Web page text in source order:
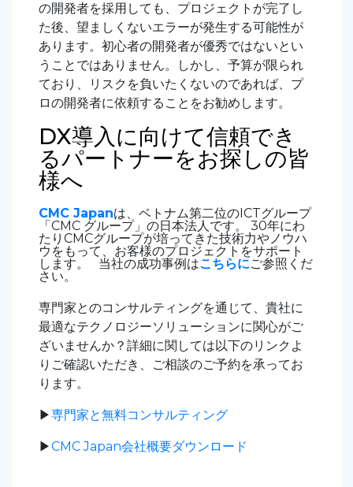
の開発者を採用しても、プロジェクトが完了し
た後、望ましくないエラーが発生する可能性が
あります。初心者の開発者が優秀ではないとい
うことではありません。しかし、予算が限られ
ており、リスクを負いたくないのであれば、プ
ロの開発者に依頼することをお勧めします。
DX導入に向けて信頼でき
るパートナーをお探しの皆
様へ
CMC Japanは、ベトナム第二位のICTグループ
「CMC グループ」の日本法人です。 30年にわ
たりCMCグループが培ってきた技術力やノウハ
ウをもって、お客様のプロジェクトをサポート
します。 当社の成功事例はこちらにご参照くだ
さい。
専門家とのコンサルティングを通じて、貴社に
最適なテクノロジーソリューションに関心がご
ざいませんか？詳細に関しては以下のリンクよ
りご確認いただき、ご相談のご予約を承ってお
ります。
▶︎専門家と無料コンサルティング
▶︎CMC Japan会社概要ダウンロード